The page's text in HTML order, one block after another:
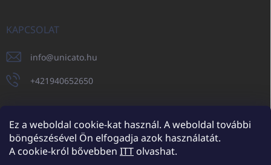
Ez a weboldal cookie-kat használ. A weboldal további
böngészésével Ön elfogadja azok használatát.
A cookie-król bővebben ITTolvashat.
KAPCSOLAT
info@unicato.hu
+421940652650
UNICATO.sk UNICATOshop.cz UNICATO.at UNICATO.hu
UNICATOshop.pl UNICATOshop.de